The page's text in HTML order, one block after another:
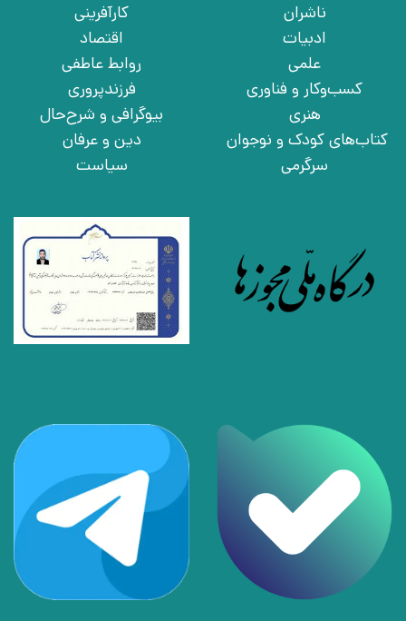
ناشران
ادبیات
علمی
کسب‌وکار و فناوری
هنری
کتاب‌های کودک و نوجوان
سرگرمی
کارآفرینی
اقتصاد
روابط عاطفی
فرزندپروری
بیوگرافی و شرح‌حال
دین و عرفان
سیاست